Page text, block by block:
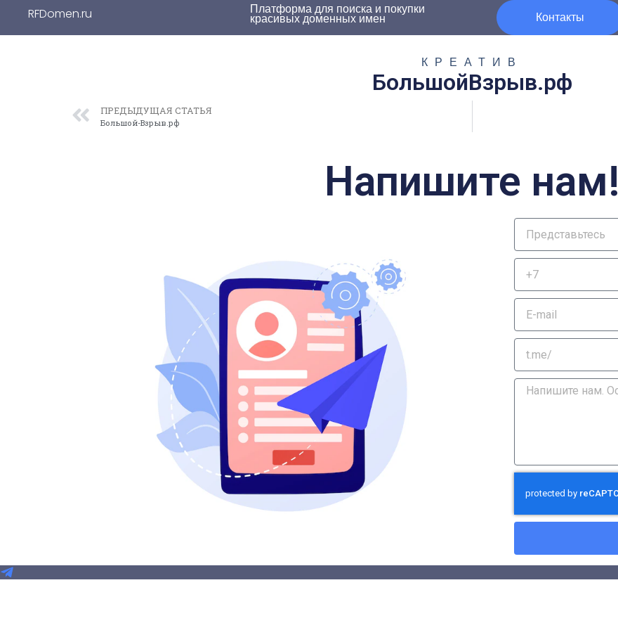
RFDomen.ru Платформа для поиска и покупки
красивых доменных имен Контакты
КРЕАТИВ
БольшойВзрыв.рф
ПРЕДЫДУЩАЯ СТАТЬЯ
Большой-Взрыв.рф
Напишите нам!